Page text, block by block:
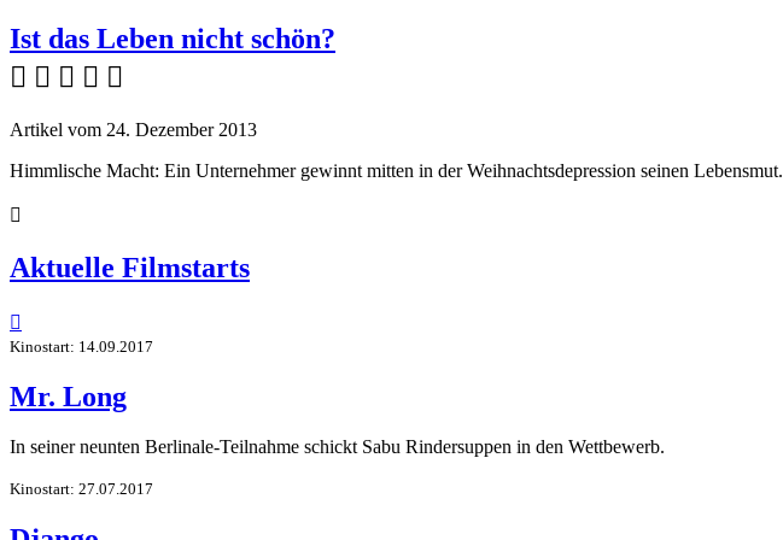
Ist das Leben nicht schön?
    
Artikel vom 24. Dezember 2013
Himmlische Macht: Ein Unternehmer gewinnt mitten in der Weihnachtsdepression seinen Lebensmut.

Aktuelle Filmstarts

Kinostart: 14.09.2017
Mr. Long
In seiner neunten Berlinale-Teilnahme schickt Sabu Rindersuppen in den Wettbewerb.
Kinostart: 27.07.2017